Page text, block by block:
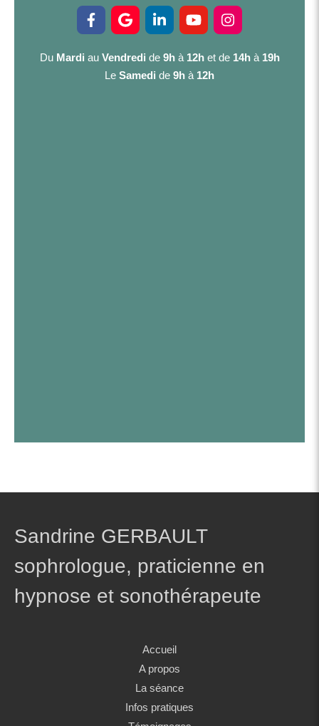
Du Mardi au Vendredi de 9hà 12het de 14hà 19h
Le Samedi de 9h à 12h
Sandrine GERBAULT
sophrologue, praticienne en
hypnose et sonothérapeute
Accueil
A propos
La séance
Infos pratiques